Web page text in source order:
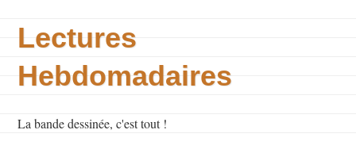
Lectures
Hebdomadaires
La bande dessinée, c'est tout !